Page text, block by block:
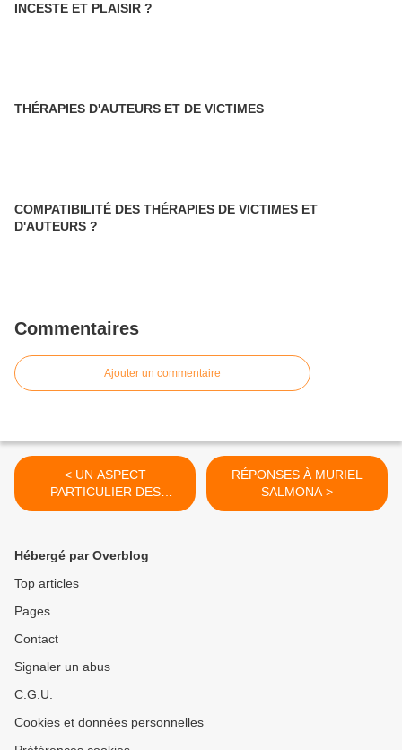
INCESTE ET PLAISIR ?
THÉRAPIES D'AUTEURS ET DE VICTIMES
COMPATIBILITÉ DES THÉRAPIES DE VICTIMES ET
D'AUTEURS ?
Commentaires
Ajouter un commentaire
< UN ASPECT
PARTICULIER DES
VIOLENCES CONJUGALES
RÉPONSES À MURIEL
SALMONA >
Hébergé par Overblog
Top articles
Pages
Contact
Signaler un abus
C.G.U.
Cookies et données personnelles